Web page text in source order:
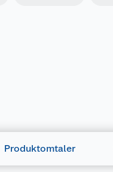
Produktomtaler